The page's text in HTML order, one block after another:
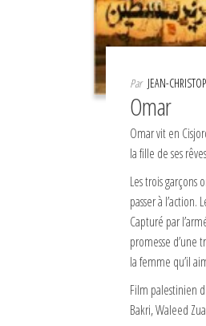
Par JEAN-
Omar
Omar vit en
la fille de ses
Les trois
passer à
Capturé par
promesse d’une
la femme qu’il
Film palestinien
Bakri, Waleed